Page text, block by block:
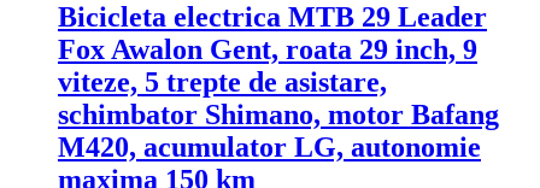
Bicicleta electrica MTB 29 Leader
Fox Awalon Gent, roata 29 inch, 9
viteze, 5 trepte de asistare,
schimbator Shimano, motor Bafang
M420, acumulator LG, autonomie
maxima 150 km